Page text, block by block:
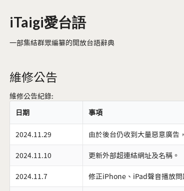
iTaigi愛台語
一部集結群眾編纂的開放台語辭典
維修公告
維修公告紀錄:
日期
事項
2024.11.29 由於後台仍收到大量惡意廣告
2024.11.10 更新外部超連結網址及名稱。
2024.11.7 修正iPhone、iPad聲音播放問